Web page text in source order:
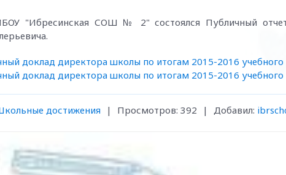
"Ибресинская СОШ № 2" состоялся Публичный
доклад директора школы по итогам 2015-2016 учебного
доклад директора школы по итогам 2015-2016 учебного
достижения | Просмотров: 392 | Добавил: